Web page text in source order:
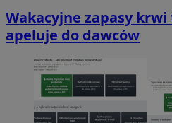
Wakacyjne zapasy krwi
apeluje do dawców